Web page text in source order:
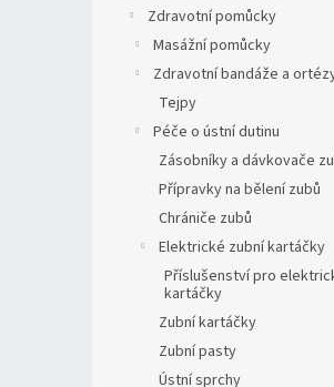
Zdravotní pomůcky
Masážní pomůcky
Zdravotní bandáže a
Tejpy
Péče o ústní dutinu
Zásobníky a dávkovače
Přípravky na bělení zubů
Chrániče zubů
Elektrické zubní kartáčky
Příslušenství pro
kartáčky
Zubní kartáčky
Zubní pasty
Ústní sprchy